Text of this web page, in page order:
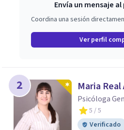
Envía un mensaje
Coordina una sesión
Ver perfil
2 Maria
Psicóloga
5 / 5
Verificado